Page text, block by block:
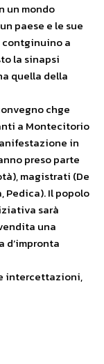
un mondo
paese e le sue
a
la sinapsi
quella della
chge
a Montecitorio
in
preso parte
magistrati (De
Pedica). Il popolo
sarà
una
d’impronta
intercettazioni,